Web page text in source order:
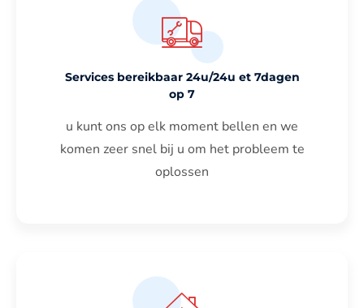
Services bereikbaar 24u/24u et 7dagen
op 7
u kunt ons op elk moment bellen en we
komen zeer snel bij u om het probleem te
oplossen